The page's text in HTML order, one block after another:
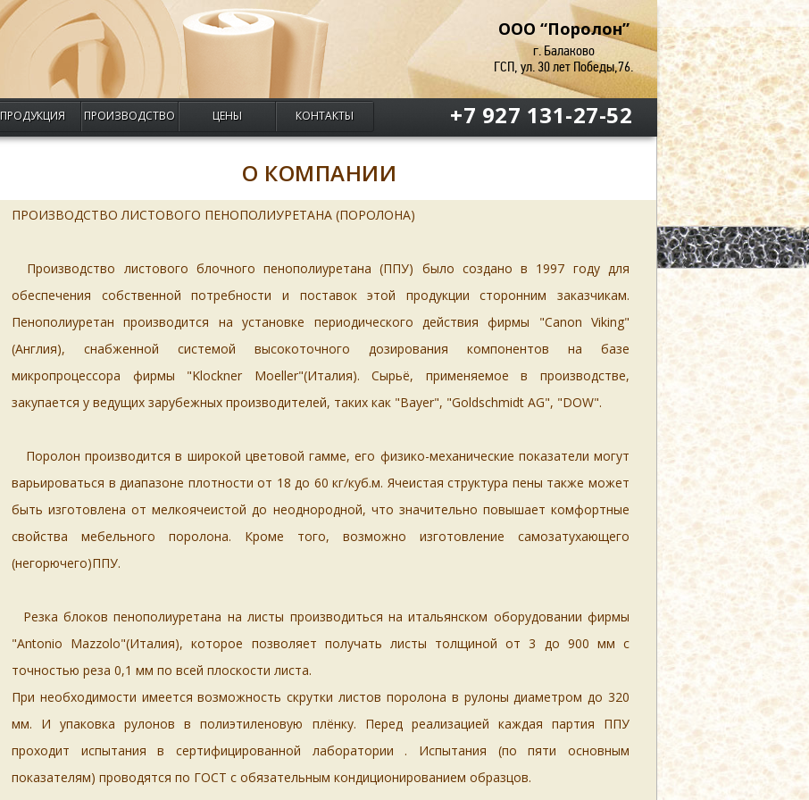
ООО “Поролон”
г. Балаково
ГСП, ул. 30 лет Победы,76.
ПРОДУКЦИЯ ПРОИЗВОДСТВО ЦЕНЫ КОНТАКТЫ
+7 927 131-27-52
О КОМПАНИИ
ПРОИЗВОДСТВО ЛИСТОВОГО ПЕНОПОЛИУРЕТАНА (ПОРОЛОНА)
Производство листового блочного пенополиуретана (ППУ) было создано в 1997 году для
обеспечения собственной потребности и поставок этой продукции сторонним заказчикам.
Пенополиуретан производится на установке периодического действия фирмы "Canon Viking"
(Англия), снабженной системой высокоточного дозирования компонентов на базе
микропроцессора фирмы "Klockner Moeller"(Италия). Сырьё, применяемое в производстве,
закупается у ведущих зарубежных производителей, таких как "Bayer", "Goldschmidt AG", "DOW".
Поролон производится в широкой цветовой гамме, его физико-механические показатели могут
варьироваться в диапазоне плотностиот 18 до 60 кг/куб.м. Ячеистая структура пены также может
быть изготовлена от мелкоячеистой до неоднородной, что значительно повышает комфортные
свойства мебельного поролона. Кроме того, возможно изготовление самозатухающего
(негорючего)ППУ.
Резка блоков пенополиуретана на листы производиться на итальянском оборудовании фирмы
"Antonio Mazzolo"(Италия), которое позволяет получать листы толщинойот 3 до 900 мм с
точностью реза 0,1 мм по всей плоскости листа.
При необходимости имеется возможностьскрутки листов поролона в рулоны диаметром до 320
мм. И упаковка рулонов в полиэтиленовую плёнку. Перед реализацией каждая партия ППУ
проходит испытания в сертифицированной лаборатории . Испытания (по пяти основным
показателям) проводятся по ГОСТ с обязательным кондиционированием образцов.